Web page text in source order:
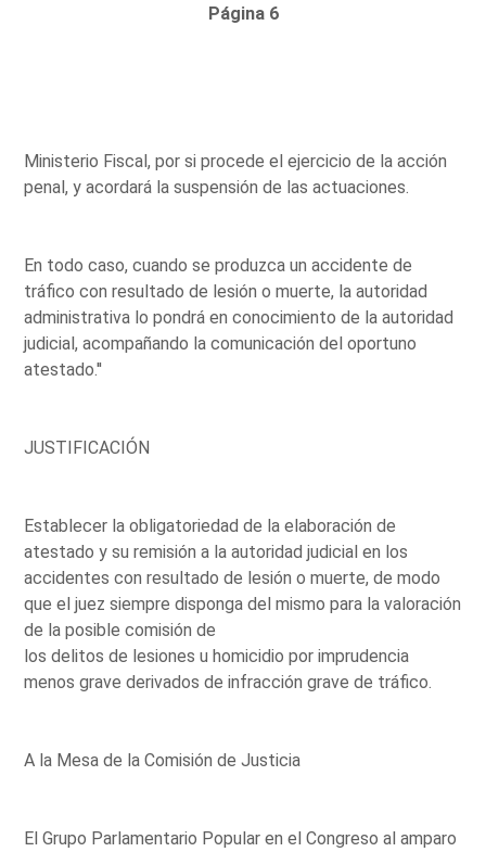
Página 6
Ministerio Fiscal, por si procede el ejercicio de la acción
penal, y acordará la suspensión de las actuaciones.
En todo caso, cuando se produzca un accidente de
tráfico con resultado de lesión o muerte, la autoridad
administrativa lo pondrá en conocimiento de la autoridad
judicial, acompañando la comunicación del oportuno
atestado.''
JUSTIFICACIÓN
Establecer la obligatoriedad de la elaboración de
atestado y su remisión a la autoridad judicial en los
accidentes con resultado de lesión o muerte, de modo
que el juez siempre disponga del mismo para la valoración
de la posible comisión de
los delitos de lesiones u homicidio por imprudencia
menos grave derivados de infracción grave de tráfico.
A la Mesa de la Comisión de Justicia
El Grupo Parlamentario Popular en el Congreso al amparo